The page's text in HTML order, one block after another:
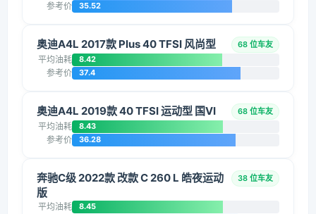
参考价 35.52
奥迪A4L 2017款 Plus 40 TFSI 风尚型 68 位车友
平均油耗 8.42
参考价 37.4
奥迪A4L 2019款 40 TFSI 运动型 国VI 68 位车友
平均油耗 8.43
参考价 36.28
奔驰C级 2022款 改款 C 260 L 皓夜运动
版
38 位车友
平均油耗 8.45